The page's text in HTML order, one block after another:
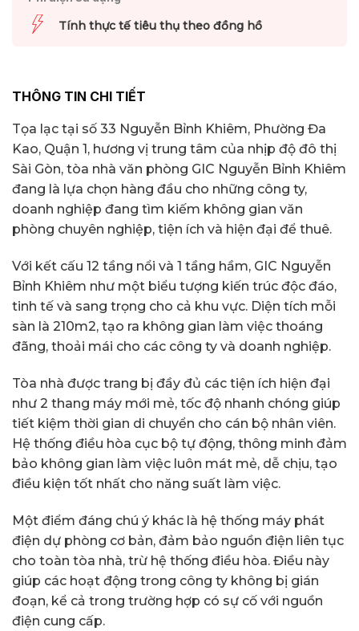
Tính thực tế tiêu thụ theo đồng hồ
THÔNG TIN CHI TIẾT
Tọa lạc tại số 33 Nguyễn Bỉnh Khiêm, Phường Đa
Kao, Quận 1, hương vị trung tâm của nhịp độ đô thị
Sài Gòn, tòa nhà văn phòng GIC Nguyễn Bỉnh Khiêm
đang là lựa chọn hàng đầu cho những công ty,
doanh nghiệp đang tìm kiếm không gian văn
phòng chuyên nghiệp, tiện ích và hiện đại để thuê.
Với kết cấu 12 tầng nổi và 1 tầng hầm, GIC Nguyễn
Bỉnh Khiêm như một biểu tượng kiến trúc độc đáo,
tinh tế và sang trọng cho cả khu vực. Diện tích mỗi
sàn là 210m2, tạo ra không gian làm việc thoáng
đãng, thoải mái cho các công ty và doanh nghiệp.
Tòa nhà được trang bị đầy đủ các tiện ích hiện đại
như 2 thang máy mới mẻ, tốc độ nhanh chóng giúp
tiết kiệm thời gian di chuyển cho cán bộ nhân viên.
Hệ thống điều hòa cục bộ tự động, thông minh đảm
bảo không gian làm việc luôn mát mẻ, dễ chịu, tạo
điều kiện tốt nhất cho năng suất làm việc.
Một điểm đáng chú ý khác là hệ thống máy phát
điện dự phòng cơ bản, đảm bảo nguồn điện liên tục
cho toàn tòa nhà, trừ hệ thống điều hòa. Điều này
giúp các hoạt động trong công ty không bị gián
đoạn, kể cả trong trường hợp có sự cố với nguồn
điện cung cấp.